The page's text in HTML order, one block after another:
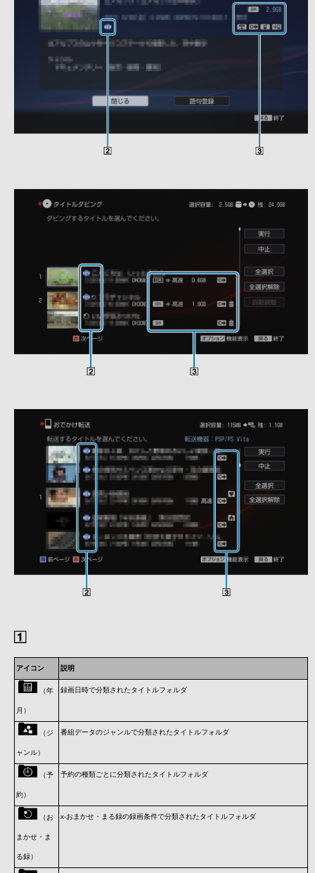
アイコン 説明
（年
月）
録画日時で分類されたタイトルフォルダ
（ジ
ャンル）
番組データのジャンルで分類されたタイトルフォルダ
（予
約）
予約の種類ごとに分類されたタイトルフォルダ
（お
まかせ・ま
る録）
x-おまかせ・まる録の録画条件で分類されたタイトルフォルダ